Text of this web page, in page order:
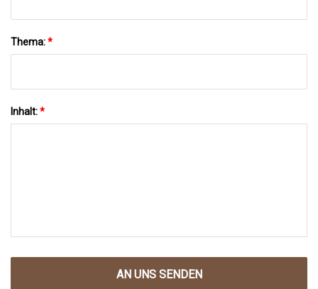
Thema:*
Inhalt:*
AN UNS SENDEN